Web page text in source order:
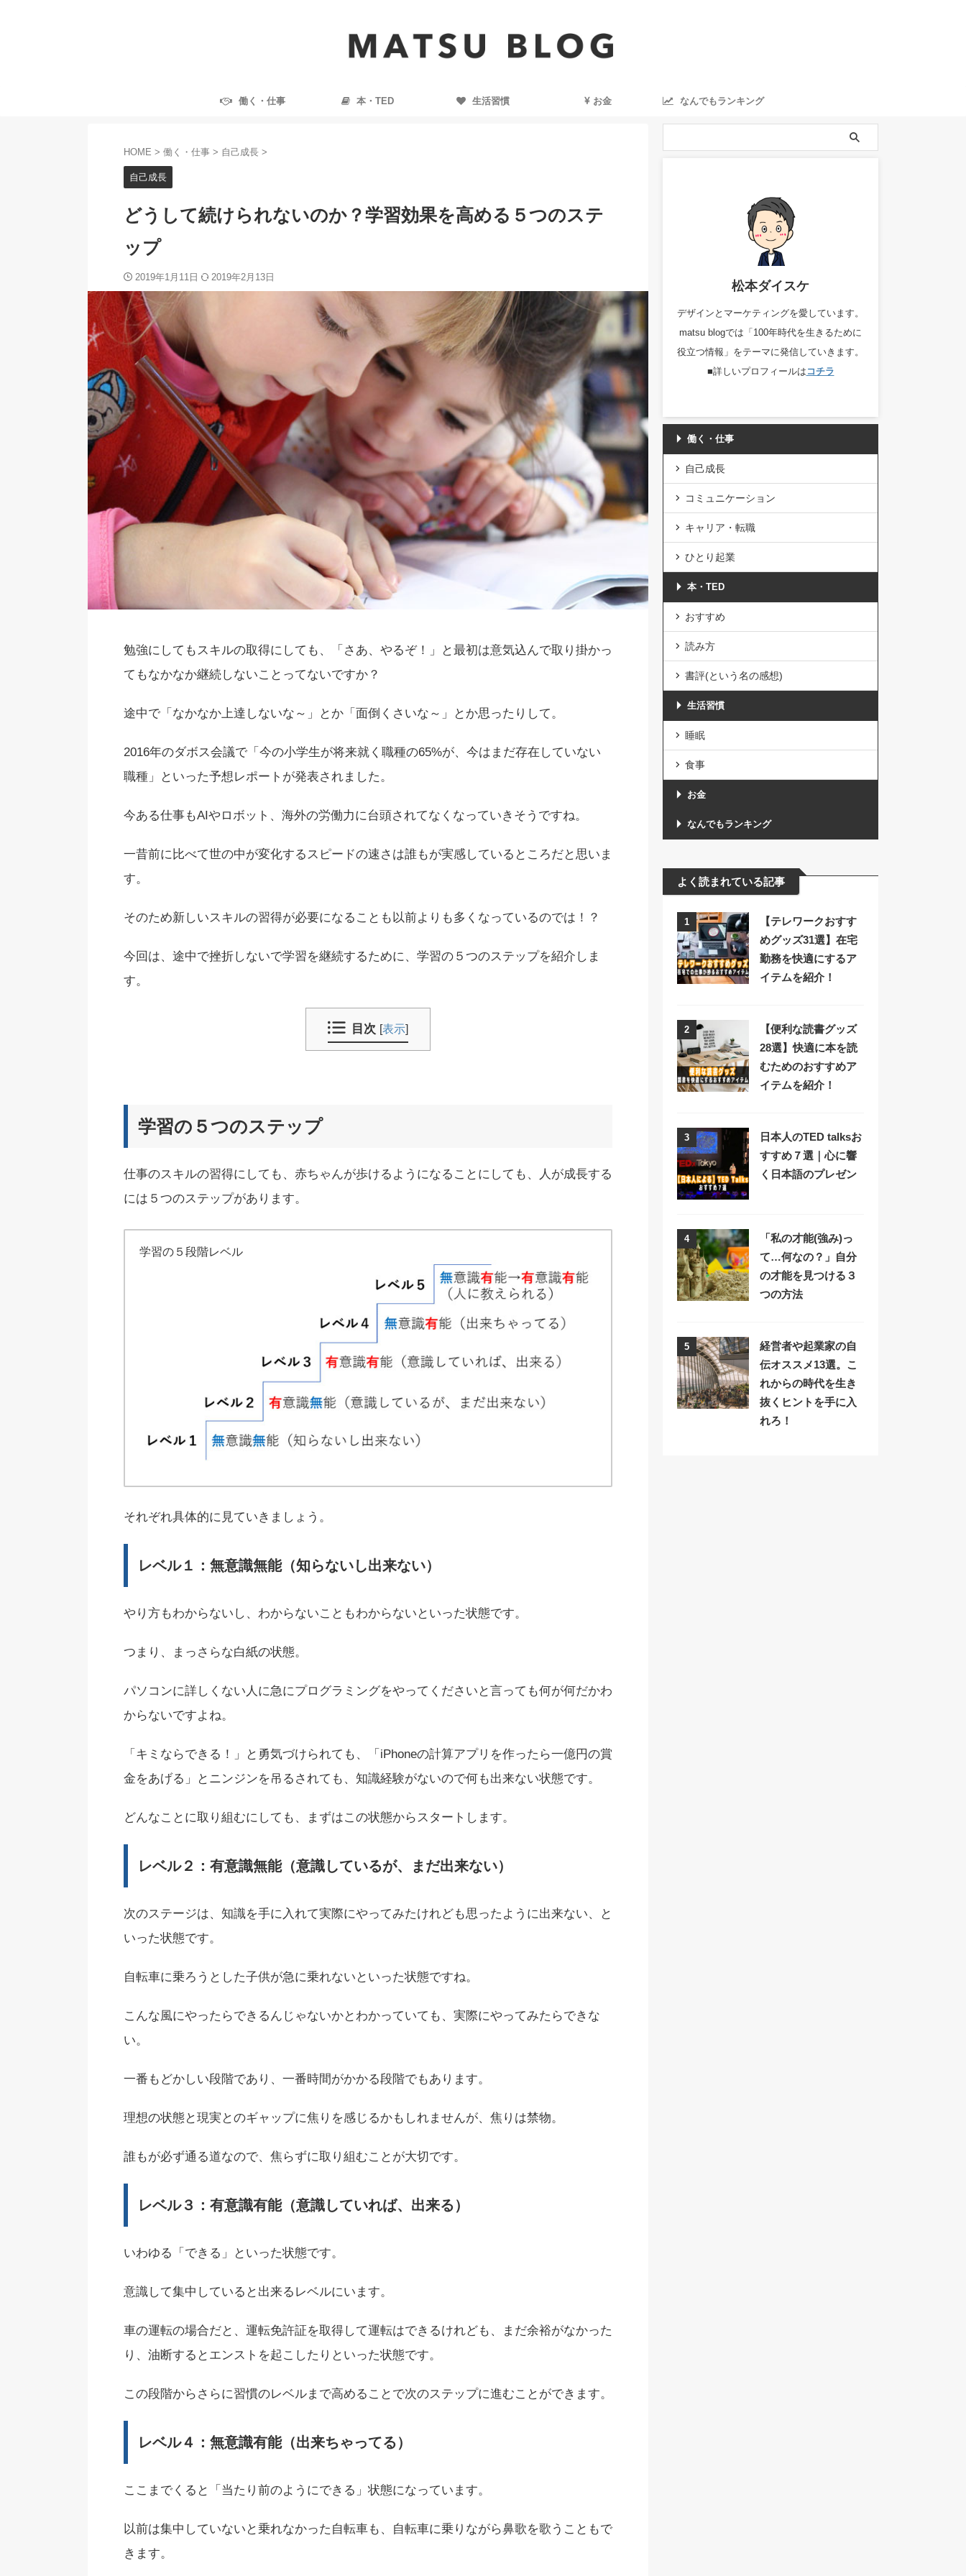
働く・仕事 本・TED 生活習慣 お金 なんでもランキング
HOME > 働く・仕事 > 自己成長 >
自己成長
どうして続けられないのか？学習効果を高める５つのステ
ップ
2019年1月11日 2019年2月13日
勉強にしてもスキルの取得にしても、「さあ、やるぞ！」と最初は意気込んで取り掛かっ
てもなかなか継続しないことってないですか？
途中で「なかなか上達しないな～」とか「面倒くさいな～」とか思ったりして。
2016年のダボス会議で「今の小学生が将来就く職種の65%が、今はまだ存在していない
職種」といった予想レポートが発表されました。
今ある仕事もAIやロボット、海外の労働力に台頭されてなくなっていきそうですね。
一昔前に比べて世の中が変化するスピードの速さは誰もが実感しているところだと思いま
す。
そのため新しいスキルの習得が必要になることも以前よりも多くなっているのでは！？
今回は、途中で挫折しないで学習を継続するために、学習の５つのステップを紹介しま
す。
目次 [表示]
学習の５つのステップ
仕事のスキルの習得にしても、赤ちゃんが歩けるようになることにしても、人が成長する
には５つのステップがあります。
学習の５段階レベル
それぞれ具体的に見ていきましょう。
レベル１：無意識無能（知らないし出来ない）
やり方もわからないし、わからないこともわからないといった状態です。
つまり、まっさらな白紙の状態。
パソコンに詳しくない人に急にプログラミングをやってくださいと言っても何が何だかわ
からないですよね。
「キミならできる！」と勇気づけられても、「iPhoneの計算アプリを作ったら一億円の賞
金をあげる」とニンジンを吊るされても、知識経験がないので何も出来ない状態です。
どんなことに取り組むにしても、まずはこの状態からスタートします。
レベル２：有意識無能（意識しているが、まだ出来ない）
次のステージは、知識を手に入れて実際にやってみたけれども思ったように出来ない、と
いった状態です。
自転車に乗ろうとした子供が急に乗れないといった状態ですね。
こんな風にやったらできるんじゃないかとわかっていても、実際にやってみたらできな
い。
一番もどかしい段階であり、一番時間がかかる段階でもあります。
理想の状態と現実とのギャップに焦りを感じるかもしれませんが、焦りは禁物。
誰もが必ず通る道なので、焦らずに取り組むことが大切です。
レベル３：有意識有能（意識していれば、出来る）
いわゆる「できる」といった状態です。
意識して集中していると出来るレベルにいます。
車の運転の場合だと、運転免許証を取得して運転はできるけれども、まだ余裕がなかった
り、油断するとエンストを起こしたりといった状態です。
この段階からさらに習慣のレベルまで高めることで次のステップに進むことができます。
レベル４：無意識有能（出来ちゃってる）
ここまでくると「当たり前のようにできる」状態になっています。
以前は集中していないと乗れなかった自転車も、自転車に乗りながら鼻歌を歌うこともで
きます。
松本ダイスケ
デザインとマーケティングを愛しています。
matsu blogでは「100年時代を生きるために
役立つ情報」をテーマに発信していきます。
■詳しいプロフィールは コチラ
働く・仕事
自己成長
コミュニケーション
キャリア・転職
ひとり起業
本・TED
おすすめ
読み方
書評(という名の感想)
生活習慣
睡眠
食事
お金
なんでもランキング
よく読まれている記事
1
【テレワークおすす
めグッズ31選】在宅
勤務を快適にするア
イテムを紹介！
2
【便利な読書グッズ
28選】快適に本を読
むためのおすすめア
イテムを紹介！
3
日本人のTED talksお
すすめ７選｜心に響
く日本語のプレゼン
4
「私の才能(強み)っ
て…何なの？」自分
の才能を見つける３
つの方法
5
経営者や起業家の自
伝オススメ13選。こ
れからの時代を生き
抜くヒントを手に入
れろ！